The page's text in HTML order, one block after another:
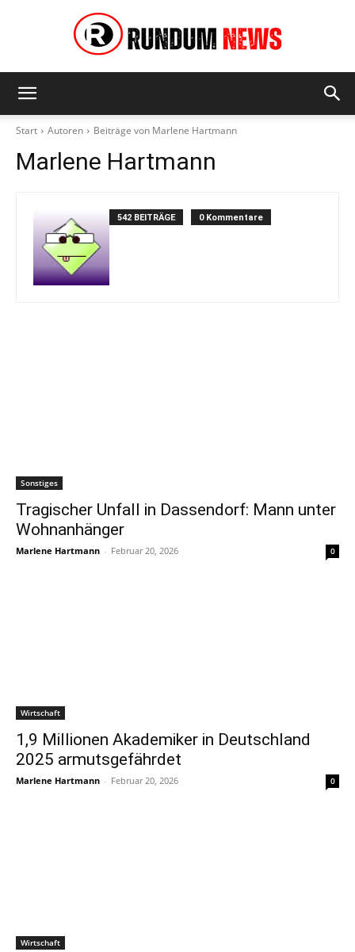
Start Autoren Beiträge von Marlene Hartmann
Marlene Hartmann
542 BEITRÄGE 0 Kommentare
Sonstiges
Tragischer Unfall in Dassendorf: Mann unter
Wohnanhänger
Marlene Hartmann - Februar 20, 2026 0
Wirtschaft
1,9 Millionen Akademiker in Deutschland
2025 armutsgefährdet
Marlene Hartmann - Februar 20, 2026 0
Wirtschaft